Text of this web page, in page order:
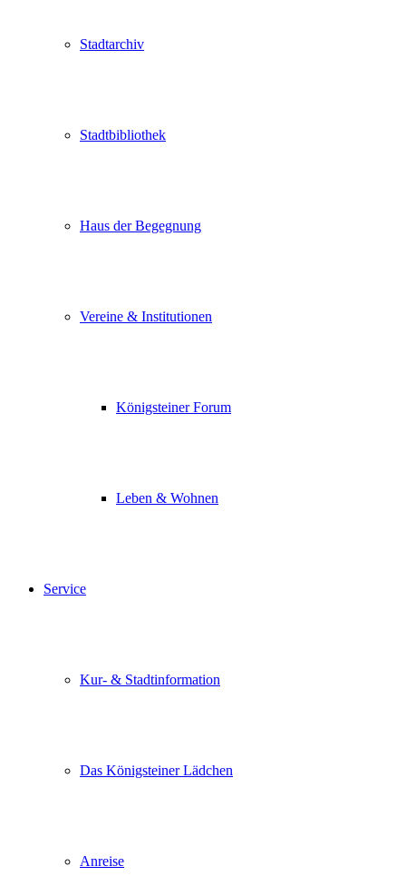
Stadtarchiv
Stadtbibliothek
Haus der Begegnung
Vereine & Institutionen
Königsteiner Forum
Leben & Wohnen
Service
Kur- & Stadtinformation
Das Königsteiner Lädchen
Anreise